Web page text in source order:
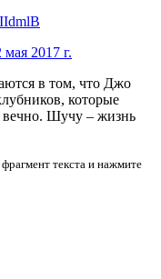
мая 2017 г.
в том, что Джо
которые
вечно. Шучу – жизнь
текста и нажмите